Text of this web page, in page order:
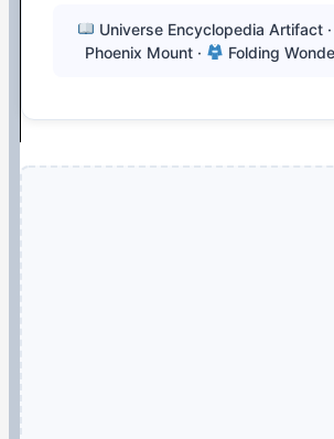
Universe Encyclopedia Artifact ·
Phoenix Mount ·
Folding